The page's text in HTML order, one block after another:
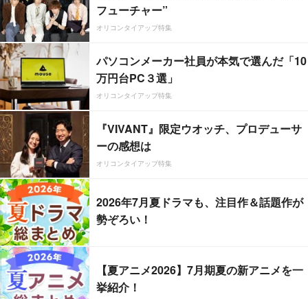
フューチャー”
オリコンタイアップ特集
パソコンメーカー社員が本気で選んだ「10
万円台PC３選」
オリコンタイアップ特集
『VIVANT』限定ウオッチ、プロデューサ
ーの感想は
オリコンタイアップ特集
2026年7月夏ドラマも、注目作＆話題作が
勢ぞろい！
【夏アニメ2026】7月期夏の新アニメを一
挙紹介！